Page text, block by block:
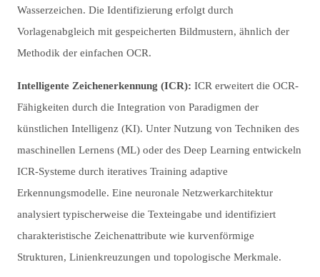
Wasserzeichen. Die Identifizierung erfolgt durch
Vorlagenabgleich mit gespeicherten Bildmustern, ähnlich der
Methodik der einfachen OCR.
Intelligente Zeichenerkennung (ICR): ICR erweitert die OCR-
Fähigkeiten durch die Integration von Paradigmen der
künstlichen Intelligenz (KI). Unter Nutzung von Techniken des
maschinellen Lernens (ML) oder des Deep Learning entwickeln
ICR-Systeme durch iteratives Training adaptive
Erkennungsmodelle. Eine neuronale Netzwerkarchitektur
analysiert typischerweise die Texteingabe und identifiziert
charakteristische Zeichenattribute wie kurvenförmige
Strukturen, Linienkreuzungen und topologische Merkmale.